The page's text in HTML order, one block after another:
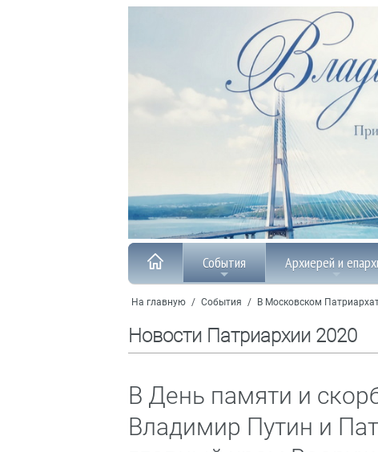
События Архиерей и
На главную / События / В Московском
Новости Патриархии 2020
В День памяти и
Владимир Путин и